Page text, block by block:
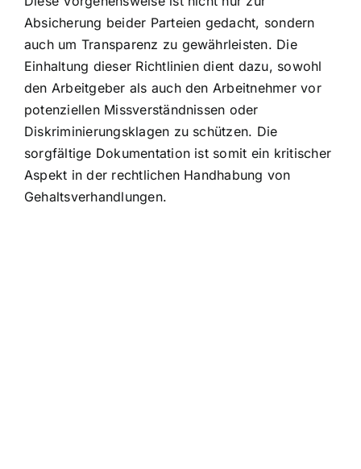
Absicherung beider Parteien gedacht, sondern
auch um Transparenz zu gewährleisten. Die
Einhaltung dieser Richtlinien dient dazu, sowohl
den Arbeitgeber als auch den Arbeitnehmer vor
potenziellen Missverständnissen oder
Diskriminierungsklagen zu schützen. Die
sorgfältige Dokumentation ist somit ein kritischer
Aspekt in der rechtlichen Handhabung von
Gehaltsverhandlungen.